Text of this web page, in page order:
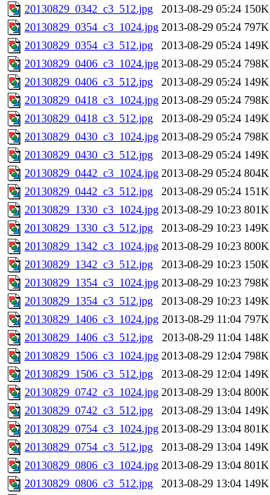
20130829_0342_c3_512.jpg
2013-08-29 05:24 150K
20130829_0354_c3_1024.jpg 2013-08-29 05:24 797K
20130829_0354_c3_512.jpg
2013-08-29 05:24 149K
20130829_0406_c3_1024.jpg 2013-08-29 05:24 798K
20130829_0406_c3_512.jpg
2013-08-29 05:24 149K
20130829_0418_c3_1024.jpg 2013-08-29 05:24 798K
20130829_0418_c3_512.jpg
2013-08-29 05:24 149K
20130829_0430_c3_1024.jpg 2013-08-29 05:24 798K
20130829_0430_c3_512.jpg
2013-08-29 05:24 149K
20130829_0442_c3_1024.jpg 2013-08-29 05:24 804K
20130829_0442_c3_512.jpg
2013-08-29 05:24 151K
20130829_1330_c3_1024.jpg 2013-08-29 10:23 801K
20130829_1330_c3_512.jpg
2013-08-29 10:23 149K
20130829_1342_c3_1024.jpg 2013-08-29 10:23 800K
20130829_1342_c3_512.jpg
2013-08-29 10:23 150K
20130829_1354_c3_1024.jpg 2013-08-29 10:23 798K
20130829_1354_c3_512.jpg
2013-08-29 10:23 149K
20130829_1406_c3_1024.jpg 2013-08-29 11:04 797K
20130829_1406_c3_512.jpg
2013-08-29 11:04 148K
20130829_1506_c3_1024.jpg 2013-08-29 12:04 798K
20130829_1506_c3_512.jpg
2013-08-29 12:04 149K
20130829_0742_c3_1024.jpg 2013-08-29 13:04 800K
20130829_0742_c3_512.jpg
2013-08-29 13:04 149K
20130829_0754_c3_1024.jpg 2013-08-29 13:04 801K
20130829_0754_c3_512.jpg
2013-08-29 13:04 149K
20130829_0806_c3_1024.jpg 2013-08-29 13:04 801K
20130829_0806_c3_512.jpg
2013-08-29 13:04 149K